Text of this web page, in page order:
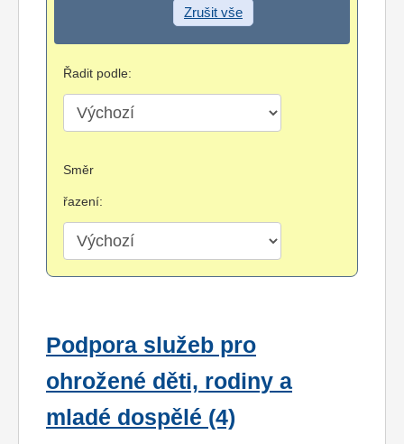
Zrušit vše
Řadit podle:
Směr
řazení:
Podpora služeb pro
ohrožené děti, rodiny a
mladé dospělé (4)